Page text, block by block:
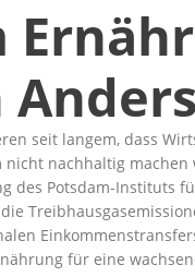
seit langem, dass
nachhaltig
des Potsdam-Instituts
für eine